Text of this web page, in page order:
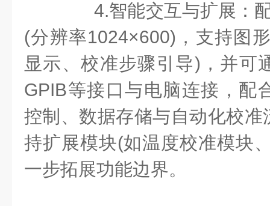
4.智能交互与扩展：配
(分辨率1024×600)，支持图
显示、校准步骤引导)，并可
GPIB等接口与电脑连接，配
控制、数据存储与自动化校
持扩展模块(如温度校准模块
一步拓展功能边界。